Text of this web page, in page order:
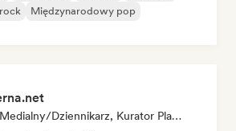
Międzynarodowy pop
Serwis Medialny/Dziennikarz, Kurator Playlisty